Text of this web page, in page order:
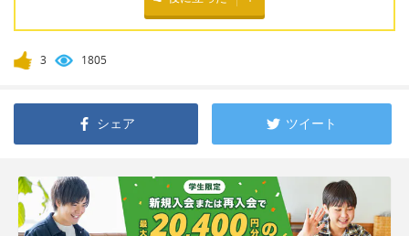
3 1805
シェア ツイート